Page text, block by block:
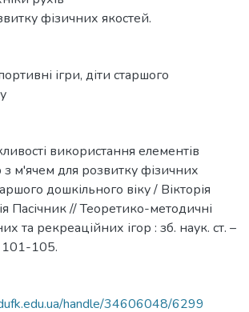
фізичних якостей.
ігри, діти старшого
використання елементів
з м'ячем для розвитку фізичних
дошкільного віку / Вікторія
Пасічник // Теоретико-методичні
та рекреаційних ігор : зб. наук. ст. –
101-105.
handle/34606048/6299